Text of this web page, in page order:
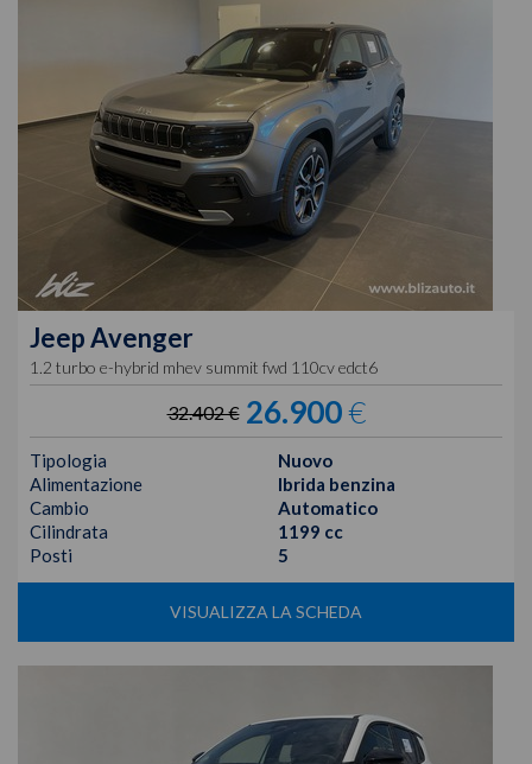
JeepAvenger
1.2 turbo e-hybrid mhev summit fwd 110cv edct6
32.402 € 26.900€
Tipologia
Nuovo
Alimentazione
Ibrida benzina
Cambio
Automatico
Cilindrata
1199 cc
Posti
5
VISUALIZZA LA SCHEDA